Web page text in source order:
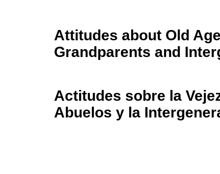
Attitudes about Old
Grandparents and
Actitudes sobre la
Abuelos y la